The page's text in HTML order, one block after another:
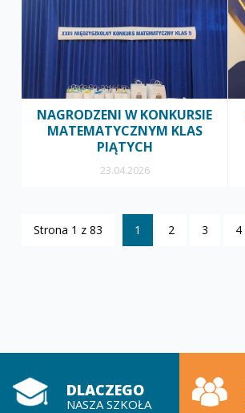
NAGRODZENI W KONKURSIE
MATEMATYCZNYM KLAS
PIĄTYCH
23.04.2026
Strona 1 z 83 1 2 3 4
DLACZEGO
NASZA SZKOŁA